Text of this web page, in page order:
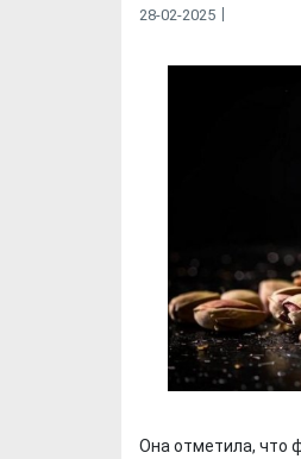
28-02-2025
Она отметила, что